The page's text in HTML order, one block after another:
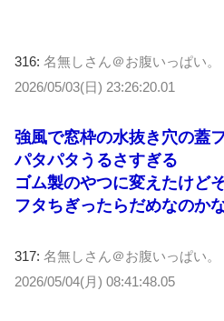
316: 名無しさん＠お腹いっぱい。
2026/05/03(日) 23:26:20.01
強風で窓枠の水抜き穴の蓋
パタパタうるさすぎる
ゴム製のやつに変えたけど
フタちぎったらだめなのか
317: 名無しさん＠お腹いっぱい。
2026/05/04(月) 08:41:48.05